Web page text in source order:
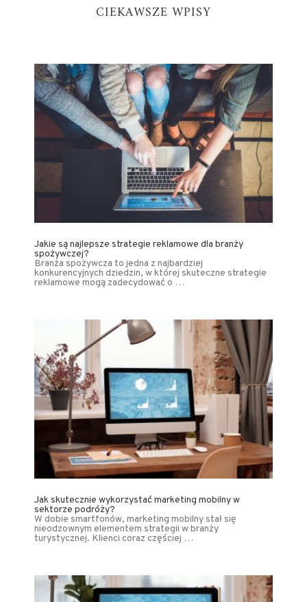
CIEKAWSZE WPISY
Jakie są najlepsze strategie reklamowe dla branży
spożywczej?
Branża spożywcza to jedna z najbardziej
konkurencyjnych dziedzin, w której skuteczne strategie
reklamowe mogą zadecydować o …
Jak skutecznie wykorzystać marketing mobilny w
sektorze podróży?
W dobie smartfonów, marketing mobilny stał się
nieodzownym elementem strategii w branży
turystycznej. Klienci coraz częściej …